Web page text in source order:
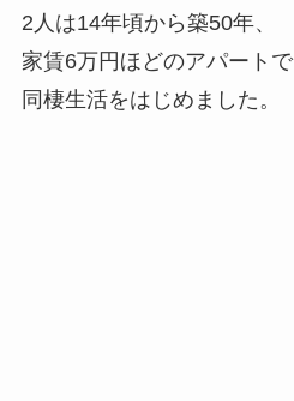
2人は14年頃から築50年、
家賃6万円ほどのアパートで
同棲生活をはじめました。